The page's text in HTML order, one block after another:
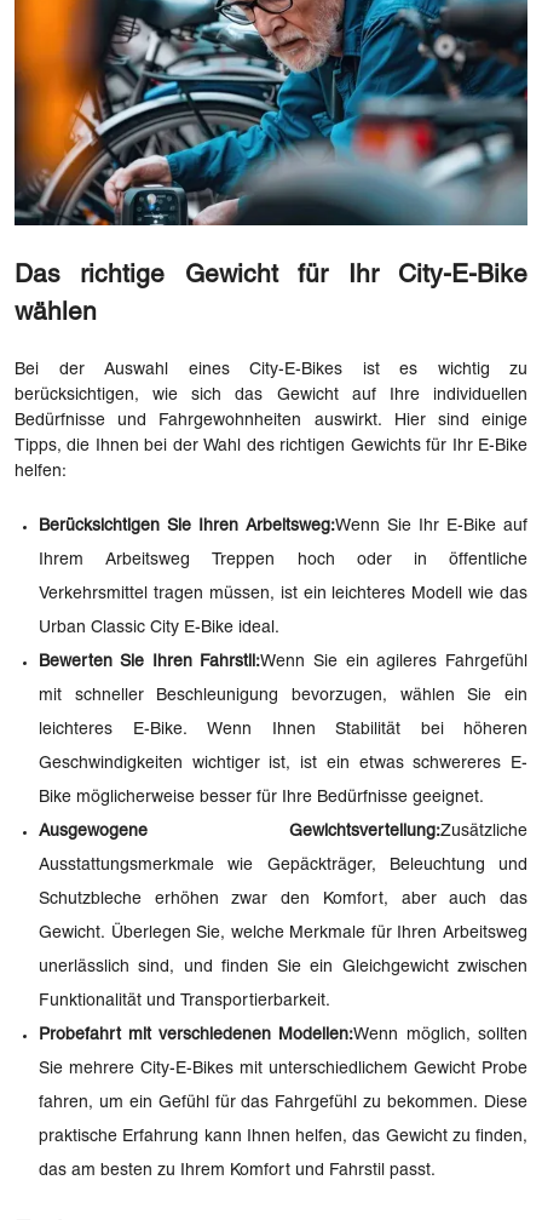
Das richtige Gewicht für Ihr City-E-Bike
wählen
Bei der Auswahl eines City-E-Bikes ist es wichtig zu
berücksichtigen, wie sich das Gewicht auf Ihre individuellen
Bedürfnisse und Fahrgewohnheiten auswirkt. Hier sind einige
Tipps, die Ihnen bei der Wahl des richtigen Gewichts für Ihr E-Bike
helfen:
Berücksichtigen Sie Ihren Arbeitsweg:Wenn Sie Ihr E-Bike auf
Ihrem Arbeitsweg Treppen hoch oder in öffentliche
Verkehrsmittel tragen müssen, ist ein leichteres Modell wie das
Urban Classic City E-Bike ideal.
Bewerten Sie Ihren Fahrstil:Wenn Sie ein agileres Fahrgefühl
mit schneller Beschleunigung bevorzugen, wählen Sie ein
leichteres E-Bike. Wenn Ihnen Stabilität bei höheren
Geschwindigkeiten wichtiger ist, ist ein etwas schwereres E-
Bike möglicherweise besser für Ihre Bedürfnisse geeignet.
Ausgewogene Gewichtsverteilung:Zusätzliche
Ausstattungsmerkmale wie Gepäckträger, Beleuchtung und
Schutzbleche erhöhen zwar den Komfort, aber auch das
Gewicht. Überlegen Sie, welche Merkmale für Ihren Arbeitsweg
unerlässlich sind, und finden Sie ein Gleichgewicht zwischen
Funktionalität und Transportierbarkeit.
Probefahrt mit verschiedenen Modellen:Wenn möglich, sollten
Sie mehrere City-E-Bikes mit unterschiedlichem Gewicht Probe
fahren, um ein Gefühl für das Fahrgefühl zu bekommen. Diese
praktische Erfahrung kann Ihnen helfen, das Gewicht zu finden,
das am besten zu Ihrem Komfort und Fahrstil passt.